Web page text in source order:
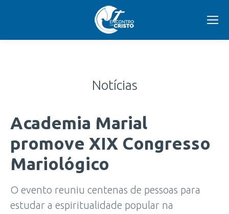
Notícias
Academia Marial
promove XIX Congresso
Mariológico
O evento reuniu centenas de pessoas para
estudar a espiritualidade popular na